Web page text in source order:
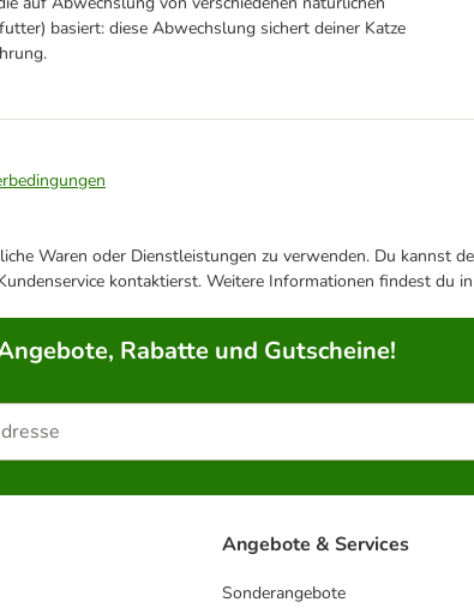
basiert: diese Abwechslung sichert deiner Katze
Waren oder Dienstleistungen zu verwenden. Du kannst
kontaktierst. Weitere Informationen findest du
Rabatte und Gutscheine!
Angebote & Services
Sonderangebote